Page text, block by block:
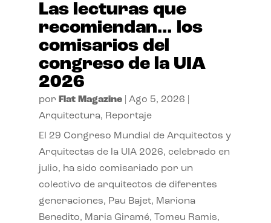
Las lecturas que
recomiendan… los
comisarios del
congreso de la UIA
2026
por Flat Magazine| Ago 5, 2026
Arquitectura, Reportaje
El 29 Congreso Mundial de Arquitectos y
Arquitectas de la UIA 2026, celebrado en
julio, ha sido comisariado por un
colectivo de arquitectos de diferentes
generaciones, Pau Bajet, Mariona
Benedito, Maria Giramé, Tomeu Ramis,